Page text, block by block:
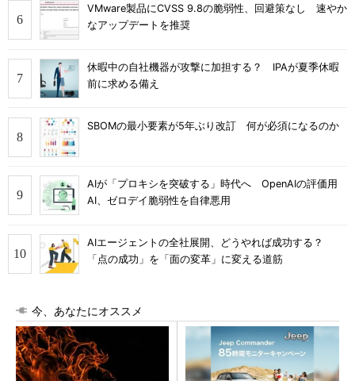
VMware製品にCVSS 9.8の脆弱性、回避策なし 速やか
なアップデートを推奨
休暇中の自社機器が攻撃に加担する？ IPAが夏季休暇
前に求める備え
SBOMの最小要素が5年ぶり改訂 何が必須になるのか
AIが「プロキシを突破する」時代へ OpenAIの評価用
AI、ゼロデイ脆弱性を自律悪用
AIエージェントの全社展開、どうやれば成功する？
「点の成功」を「面の変革」に変える道筋
今、あなたにオススメ